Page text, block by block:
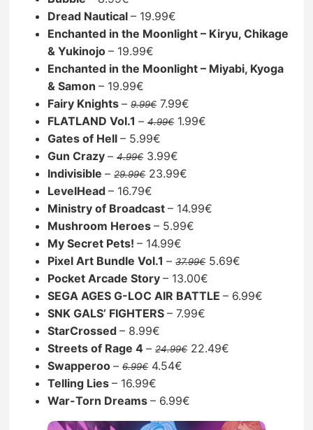
Dread Nautical– 19.99€
Enchanted in the Moonlight – Kiryu, Chikage
& Yukinojo– 19.99€
Enchanted in the Moonlight – Miyabi, Kyoga
& Samon– 19.99€
Fairy Knights–9.99€7.99€
FLATLAND Vol.1–4.99€1.99€
Gates of Hell– 5.99€
Gun Crazy–4.99€3.99€
Indivisible–29.99€23.99€
LevelHead– 16.79€
Ministry of Broadcast– 14.99€
Mushroom Heroes– 5.99€
My Secret Pets!– 14.99€
Pixel Art Bundle Vol.1–37.99€5.69€
Pocket Arcade Story– 13.00€
SEGA AGES G-LOC AIR BATTLE– 6.99€
SNK GALS’ FIGHTERS– 7.99€
StarCrossed– 8.99€
Streets of Rage 4–24.99€22.49€
Swapperoo–6.99€4.54€
Telling Lies– 16.99€
War-Torn Dreams– 6.99€